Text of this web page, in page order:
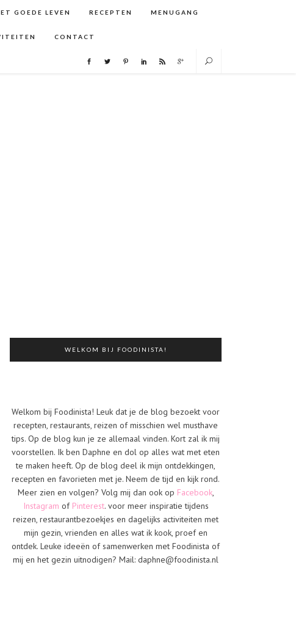
GOEDE LEVEN RECEPTEN MENUGANG
CONTACT
WELKOM BIJ FOODINISTA!
Welkom bij Foodinista! Leuk dat je de blog bezoekt voor
recepten, restaurants, reizen of misschien wel musthave
tips. Op de blog kun je ze allemaal vinden. Kort zal ik mij
voorstellen. Ik ben Daphne en dol op alles wat met eten
te maken heeft. Op de blog deel ik mijn ontdekkingen,
recepten en favorieten met je. Neem de tijd en kijk rond.
Meer zien en volgen? Volg mij dan ook op Facebook,
Instagram of Pinterest. voor meer inspiratie tijdens
reizen, restaurantbezoekjes en dagelijks activiteiten met
mijn gezin, vrienden en alles wat ik kook, proef en
ontdek. Leuke ideeën of samenwerken met Foodinista of
mij en het gezin uitnodigen? Mail: daphne@foodinista.nl